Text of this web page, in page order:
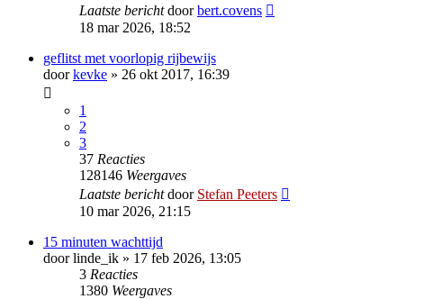
Laatste berichtdoorbert.covens
18 mar 2026, 18:52
geflitst met voorlopig rijbewijs
doorkevke » 26 okt 2017, 16:39
1
2
3
37 Reacties
128146 Weergaves
Laatste berichtdoor Stefan Peeters
10 mar 2026, 21:15
15 minuten wachttijd
doorlinde_ik » 17 feb 2026, 13:05
3 Reacties
1380 Weergaves